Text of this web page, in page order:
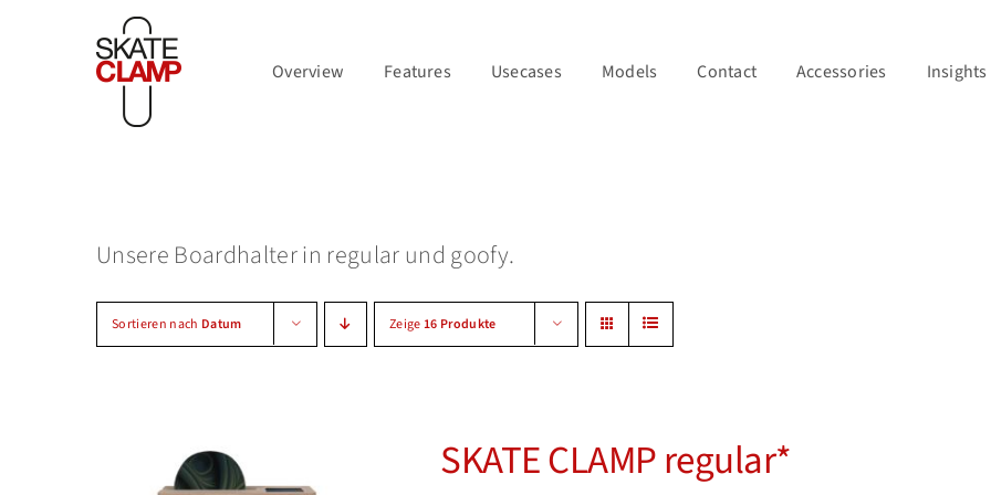
Overview Features Usecases Models Contact Accessories Insights
Unsere Boardhalter in regular und goofy.
Sortieren nach Datum Zeige16 Produkte
SKATE CLAMP regular*